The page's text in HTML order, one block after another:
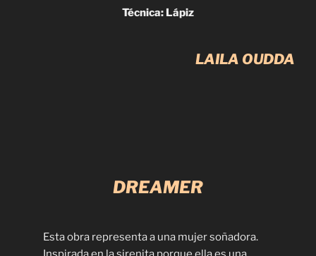
Técnica: Lápiz
LAILA OUDDA
DREAMER
Esta obra representa a una mujer soñadora.